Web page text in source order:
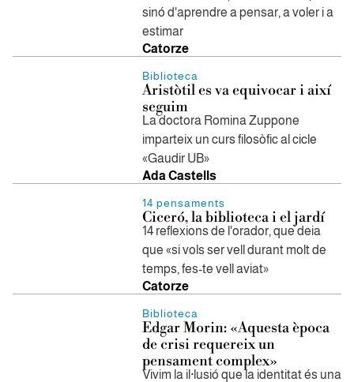
sinó d'aprendre a pensar, a voler i a
estimar
Catorze
Biblioteca
Aristòtil es va equivocar i així
seguim
La doctora Romina Zuppone
imparteix un curs filosòfic al cicle
«Gaudir UB»
Ada Castells
14 pensaments
Ciceró, la biblioteca i el jardí
14 reflexions de l'orador, que deia
que «si vols ser vell durant molt de
temps, fes-te vell aviat»
Catorze
Biblioteca
Edgar Morin: «Aquesta època
de crisi requereix un
pensament complex»
Vivim la il·lusió que la identitat és una